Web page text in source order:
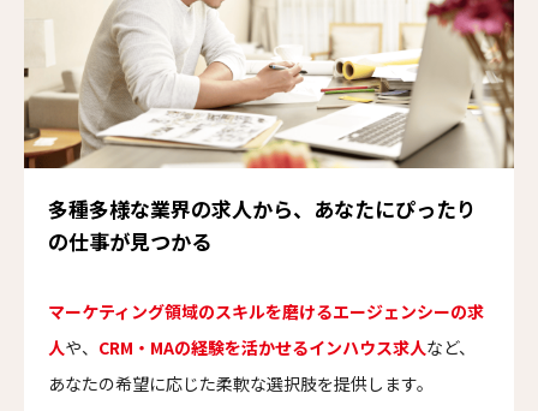
多種多様な業界の求人から、あなたにぴったり
の仕事が見つかる
マーケティング領域のスキルを磨けるエージェンシーの求
人や、 CRM・MAの経験を活かせるインハウス求人など、
あなたの希望に応じた柔軟な選択肢を提供します。